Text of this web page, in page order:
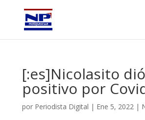
[:es]Nicolasito dió
positivo por
por Periodista Digital | Ene 5, 2022|